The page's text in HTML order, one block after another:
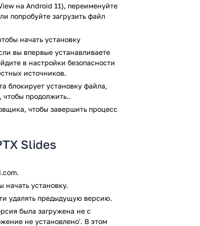
сохранённых на телефоне.
почте и т.д.
скачайте PPT Reader для
антивирусом VirusTotal. В
файлов не выявлено.
на Android 11), переименуйте
попробуйте загрузить файл
начать установку
вы впервые устанавливаете
в настройки безопасности
источников.
блокирует установку файла,
продолжить..
чтобы завершить процесс
Slides
установку.
удалять предыдущую версию.
была загружена не с
не установлено'. В этом